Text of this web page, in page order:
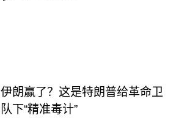
伊朗赢了？这是特朗普给革命卫
队下“精准毒计”